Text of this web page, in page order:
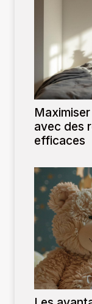
avec des
efficaces